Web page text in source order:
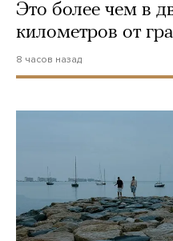
Это более чем в
километров от
8 часов назад